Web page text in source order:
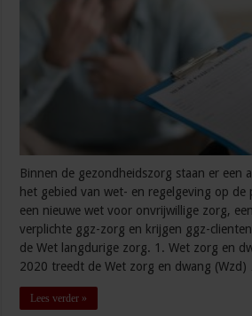
Binnen de gezondheidszorg staan er een
het gebied van wet- en regelgeving op
een nieuwe wet voor onvrijwillige zorg,
verplichte ggz-zorg en krijgen ggz-
de Wet langdurige zorg. 1. Wet zorg en
2020 treedt de Wet zorg en dwang (Wzd)
Lees verder »